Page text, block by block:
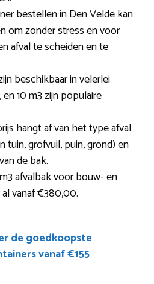
bestellen in Den Velde kan
om zonder stress en voor
afval te scheiden en te
beschikbaar in velerlei
10 m3 zijn populaire
hangt af van het type afval
tuin, grofvuil, puin, grond) en
de bak.
afvalbak voor bouw- en
vanaf €380,00.
de goedkoopste
vanaf €155